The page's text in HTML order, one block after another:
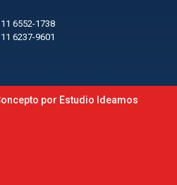
6552-1738
6237-9601
por Estudio Ideamos